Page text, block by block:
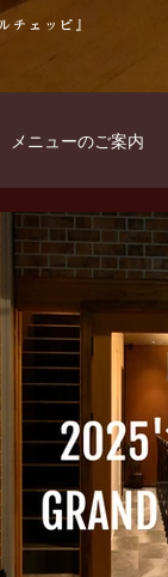
チェッピ』
メニューのご案内